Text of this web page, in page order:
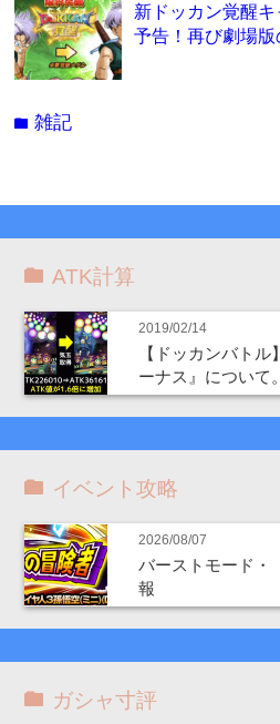
新ドッカン覚醒
予告！再び劇場
folder雑記
ATK計算
2019/02/14
【ドッカンバト
ーナス』について
イベント攻略
2026/08/07
バーストモード・
報
ガシャ寸評